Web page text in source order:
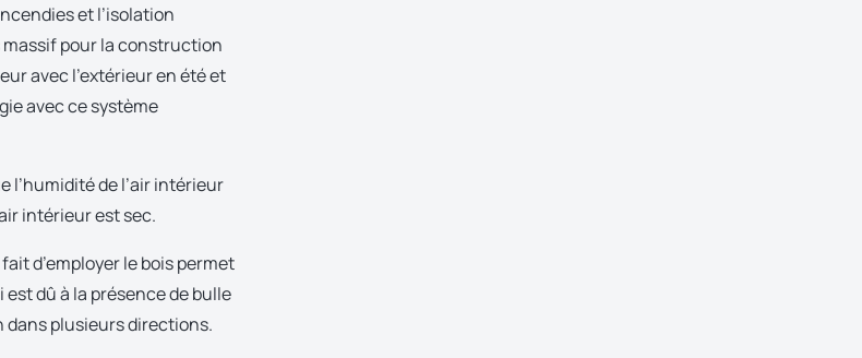
et l’isolation
massif pour la construction
avec l’extérieur en été et
avec ce système
l’humidité de l’air in­térieur
intérieur est sec.
d’employer le bois permet
dû à la présence de bulle
dans plusieurs directions.